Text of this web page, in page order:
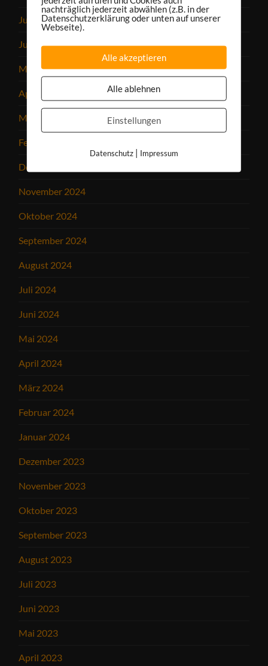
Juli 2025
Juni 2025
Mai 2025
April 2025
März 2025
Februar 2025
Dezember 2024
November 2024
Oktober 2024
September 2024
August 2024
Juli 2024
Juni 2024
Mai 2024
April 2024
März 2024
Februar 2024
Januar 2024
Dezember 2023
November 2023
Oktober 2023
September 2023
August 2023
Juli 2023
Juni 2023
Mai 2023
April 2023
nachträglich jederzeit abwählen (z.B. in der
Datenschutzerklärung oder unten auf unserer
Webseite).
Alle akzeptieren
Alle ablehnen
Einstellungen
Datenschutz| Impressum